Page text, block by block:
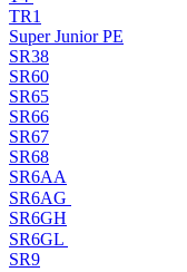
TR1
Super Junior PE
SR38
SR60
SR65
SR66
SR67
SR68
SR6AA
SR6AG
SR6GH
SR6GL
SR9